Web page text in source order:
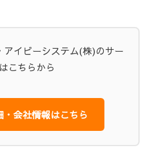
アイビーシステム(株)のサー
こちらから
・会社情報はこちら